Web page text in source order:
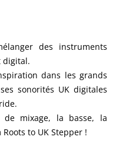
des instruments
digital.
dans les grands
sonorités UK digitales
mixage, la basse, la
to UK Stepper !